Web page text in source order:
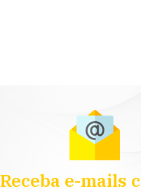
Receba e-mails